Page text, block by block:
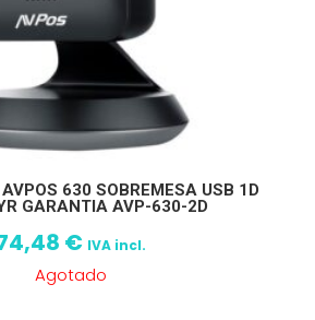
630 SOBREMESA USB 1D
GARANTIA AVP-630-2D
€ IVA incl.
Agotado